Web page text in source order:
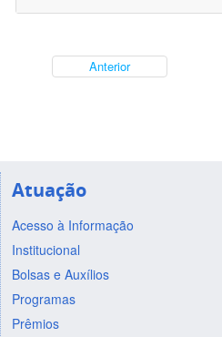
Anterior
Atuação
Acesso à Informação
Institucional
Bolsas e Auxílios
Programas
Prêmios